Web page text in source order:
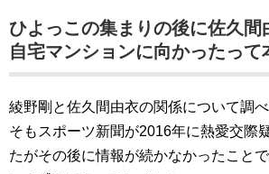
ひよっこの集まりの後に佐久間
自宅マンションに向かったって
綾野剛と佐久間由衣の関係について調
そもスポーツ新聞が2016年に熱愛交際
たがその後に情報が続かなかったこと